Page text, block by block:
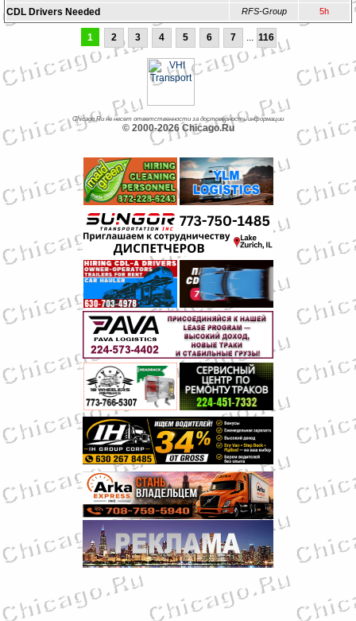
CDL Drivers Needed RFS-Group 5h
1 2 3 4 5 6 7 ... 116
Chicago.Ru не несет ответственности за достоверность информации
© 2000-2026 Chicago.Ru